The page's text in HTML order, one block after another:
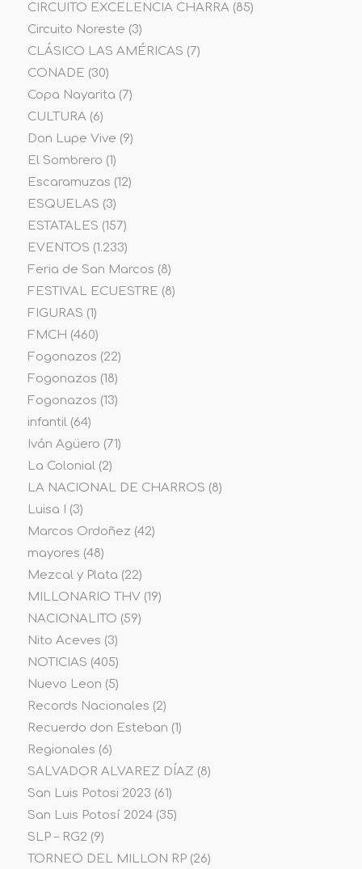
CIRCUITO EXCELENCIA CHARRA(85)
Circuito Noreste (3)
CLÁSICO LAS AMÉRICAS (7)
CONADE (30)
Copa Nayarita (7)
CULTURA(6)
Don Lupe Vive (9)
El Sombrero (1)
Escaramuzas (12)
ESQUELAS (3)
ESTATALES (157)
EVENTOS (1.233)
Feria de San Marcos (8)
FESTIVAL ECUESTRE (8)
FIGURAS (1)
FMCH (460)
Fogonazos (22)
Fogonazos (18)
Fogonazos (13)
infantil(64)
Iván Agüero (71)
La Colonial(2)
LA NACIONAL DE CHARROS (8)
Luisa I
(3)
Marcos Ordoñez (42)
mayores (48)
Mezcal y Plata (22)
MILLONARIO THV(19)
NACIONALITO (59)
Nito Aceves (3)
NOTICIAS (405)
Nuevo Leon (5)
Records Nacionales (2)
Recuerdo don Esteban (1)
Regionales (6)
SALVADOR ALVAREZ DÍAZ (8)
San Luis Potosi 2023 (61)
San Luis Potosí 2024(35)
SLP – RG2 (9)
TORNEO DEL MILLON RP(26)